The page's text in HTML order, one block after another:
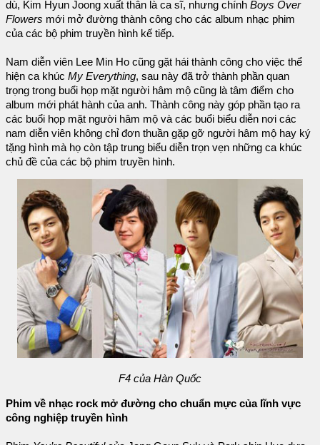
dù, Kim Hyun Joong xuất thân là ca sĩ, nhưng chính Boys Over
Flowers mới mở đường thành công cho các album nhạc phim
của các bộ phim truyền hình kế tiếp.
Nam diễn viên Lee Min Ho cũng gặt hái thành công cho việc thể
hiện ca khúc My Everything, sau này đã trở thành phần quan
trọng trong buổi họp mặt người hâm mộ cũng là tâm điểm cho
album mới phát hành của anh. Thành công này góp phần tạo ra
các buổi họp mặt người hâm mộ và các buổi biểu diễn nơi các
nam diễn viên không chỉ đơn thuần gặp gỡ người hâm mộ hay ký
tặng hình mà họ còn tập trung biểu diễn trọn vẹn những ca khúc
chủ đề của các bộ phim truyền hình.
F4 của Hàn Quốc
Phim về nhạc rock mở đường cho chuẩn mực của lĩnh vực
công nghiệp truyền hình